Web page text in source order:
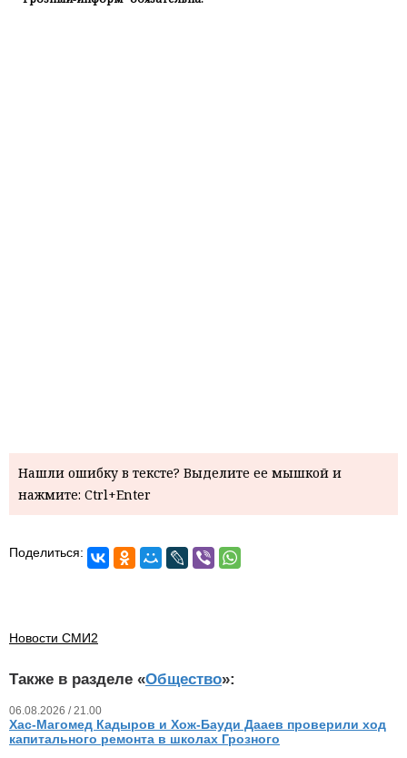
Нашли ошибку в тексте? Выделите ее мышкой и
нажмите: Ctrl+Enter
Поделиться:
Новости СМИ2
Также в разделе «Общество»:
06.08.2026 / 21.00
Хас-Магомед Кадыров и Хож-Бауди Дааев проверили ход
капитального ремонта в школах Грозного